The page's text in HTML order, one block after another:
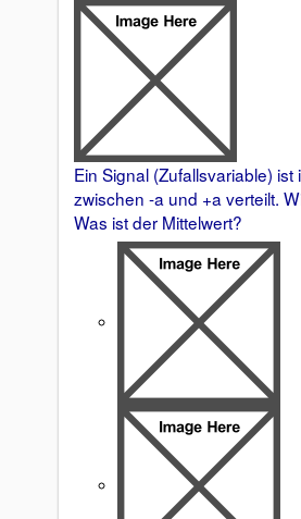
Ein Signal (Zufallsvariable) ist
zwischen -a und +a verteilt.
Was ist der Mittelwert?